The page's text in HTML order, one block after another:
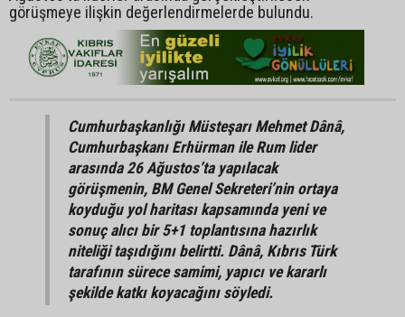
görüşmeye ilişkin değerlendirmelerde bulundu.
Cumhurbaşkanlığı Müsteşarı Mehmet Dânâ,
Cumhurbaşkanı Erhürman ile Rum lider
arasında 26 Ağustos’ta yapılacak
görüşmenin, BM Genel Sekreteri’nin ortaya
koyduğu yol haritası kapsamında yeni ve
sonuç alıcı bir 5+1 toplantısına hazırlık
niteliği taşıdığını belirtti. Dânâ, Kıbrıs Türk
tarafının sürece samimi, yapıcı ve kararlı
şekilde katkı koyacağını söyledi.